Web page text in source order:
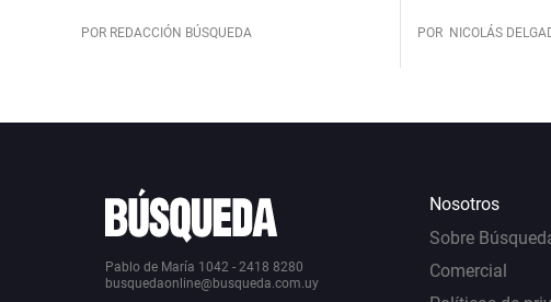
POR REDACCIÓN BÚSQUEDA POR NICOLÁS
Pablo de María 1042 - 2418 8280
busquedaonline@busqueda.com.uy
Nosotros
Sobre
Comercial